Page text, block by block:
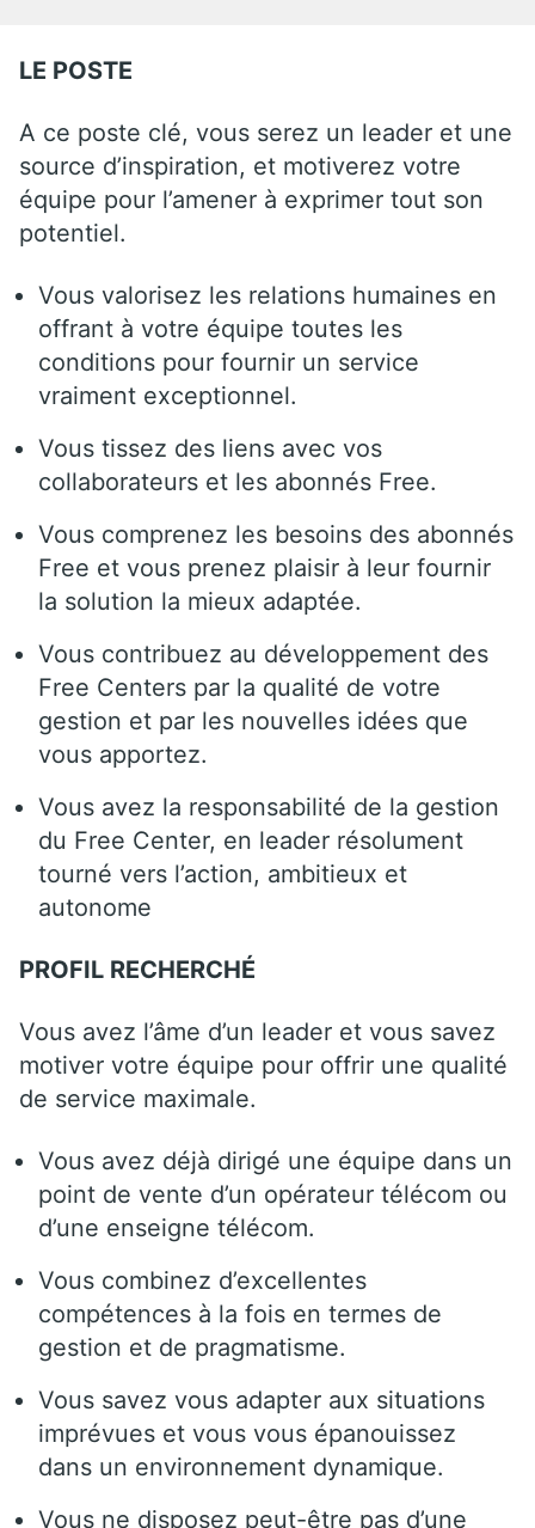
LE POSTE
A ce poste clé, vous serez un leader et une
source d’inspiration, et motiverez votre
équipe pour l’amener à exprimer tout son
potentiel.
Vous valorisez les relations humaines en
offrant à votre équipe toutes les
conditions pour fournir un service
vraiment exceptionnel.
Vous tissez des liens avec vos
collaborateurs et les abonnés Free.
Vous comprenez les besoins des abonnés
Free et vous prenez plaisir à leur fournir
la solution la mieux adaptée.
Vous contribuez au développement des
Free Centers par la qualité de votre
gestion et par les nouvelles idées que
vous apportez.
Vous avez la responsabilité de la gestion
du Free Center, en leader résolument
tourné vers l’action, ambitieux et
autonome
PROFIL RECHERCHÉ
Vous avez l’âme d’un leader et vous savez
motiver votre équipe pour offrir une qualité
de service maximale.
Vous avez déjà dirigé une équipe dans un
point de vente d’un opérateur télécom ou
d’une enseigne télécom.
Vous combinez d’excellentes
compétences à la fois en termes de
gestion et de pragmatisme.
Vous savez vous adapter aux situations
imprévues et vous vous épanouissez
dans un environnement dynamique.
Vous ne disposez peut-être pas d’une